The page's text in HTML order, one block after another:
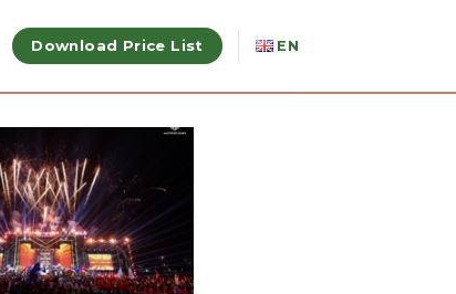
Download Price List EN